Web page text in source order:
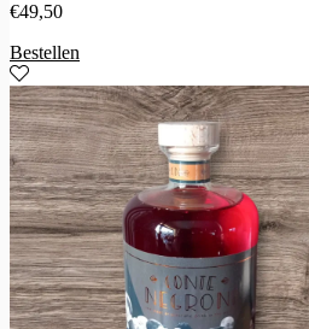
€49,50
Bestellen